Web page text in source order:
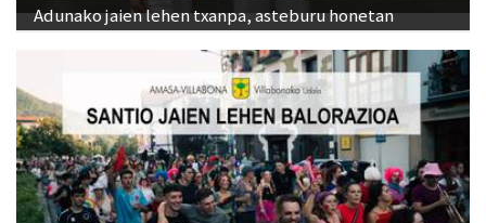
Adunako jaien lehen txanpa, asteburu honetan